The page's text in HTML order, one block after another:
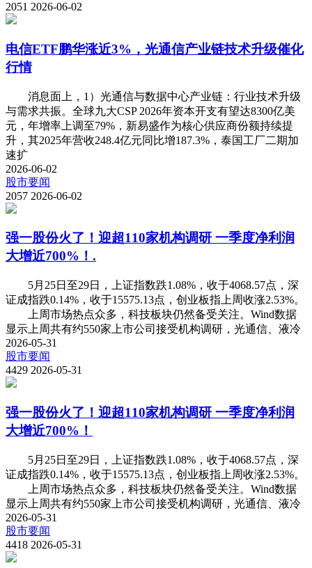
2051 2026-06-02
电信ETF鹏华涨近3%，光通信产业链技术升级催化
行情
消息面上，1）光通信与数据中心产业链：行业技术升级
与需求共振。全球九大CSP 2026年资本开支有望达8300亿美
元，年增率上调至79%，新易盛作为核心供应商份额持续提
升，其2025年营收248.4亿元同比增187.3%，泰国工厂二期加
速扩
2026-06-02
股市要闻
2057 2026-06-02
强一股份火了！迎超110家机构调研 一季度净利润
大增近700%！.
5月25日至29日，上证指数跌1.08%，收于4068.57点，深
证成指跌0.14%，收于15575.13点，创业板指上周收涨2.53%。
上周市场热点众多，科技板块仍然备受关注。Wind数据
显示上周共有约550家上市公司接受机构调研，光通信、液冷
2026-05-31
股市要闻
4429 2026-05-31
强一股份火了！迎超110家机构调研 一季度净利润
大增近700%！
5月25日至29日，上证指数跌1.08%，收于4068.57点，深
证成指跌0.14%，收于15575.13点，创业板指上周收涨2.53%。
上周市场热点众多，科技板块仍然备受关注。Wind数据
显示上周共有约550家上市公司接受机构调研，光通信、液冷
2026-05-31
股市要闻
4418 2026-05-31